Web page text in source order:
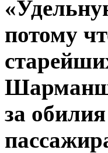
потому
за